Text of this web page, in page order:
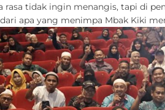
rasa tidak ingin menangis, tapi di
apa yang menimpa Mbak Kiki